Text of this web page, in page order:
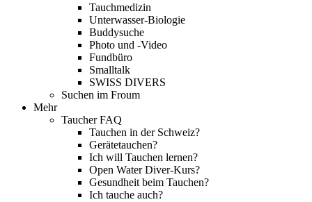
Tauchmedizin
Unterwasser-Biologie
Buddysuche
Photo und -Video
Fundbüro
Smalltalk
SWISS DIVERS
Suchen im Froum
Mehr
Taucher FAQ
Tauchen in der Schweiz?
Gerätetauchen?
Ich will Tauchen lernen?
Open Water Diver-Kurs?
Gesundheit beim Tauchen?
Ich tauche auch?